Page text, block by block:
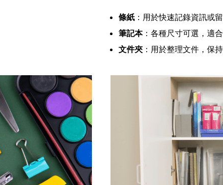
條紙 ：用於快速記錄資訊或
筆記本：各種尺寸可選，適
文件夾 ：用於整理文件，保